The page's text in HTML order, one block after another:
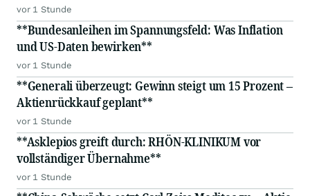
vor 1 Stunde
**Bundesanleihen im Spannungsfeld: Was Inflation
und US-Daten bewirken**
vor 1 Stunde
**Generali überzeugt: Gewinn steigt um 15 Prozent –
Aktienrückkauf geplant**
vor 1 Stunde
**Asklepios greift durch: RHÖN-KLINIKUM vor
vollständiger Übernahme**
vor 1 Stunde